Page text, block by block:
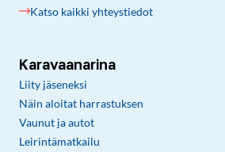
Katso kaikki yhteystiedot
Karavaanarina
Liity jäseneksi
Näin aloitat harrastuksen
Vaunut ja autot
Leirintämatkailu